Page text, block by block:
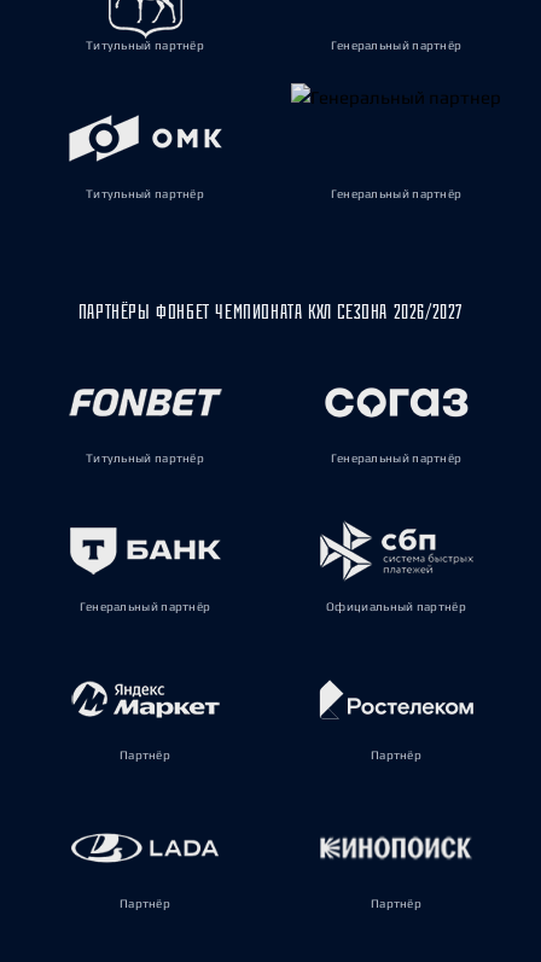
Титульный партнёр Генеральный партнёр
Титульный партнёр Генеральный партнёр
ПАРТНЁРЫ ФОНБЕТ ЧЕМПИОНАТА КХЛ СЕЗОНА 2026/2027
Титульный партнёр Генеральный партнёр
Генеральный партнёр Официальный партнёр
Партнёр Партнёр
Партнёр Партнёр